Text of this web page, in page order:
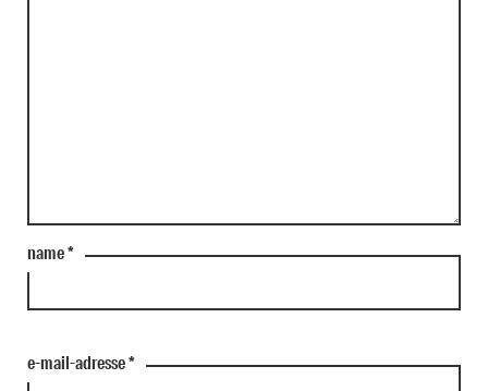
name*
e-mail-adresse*